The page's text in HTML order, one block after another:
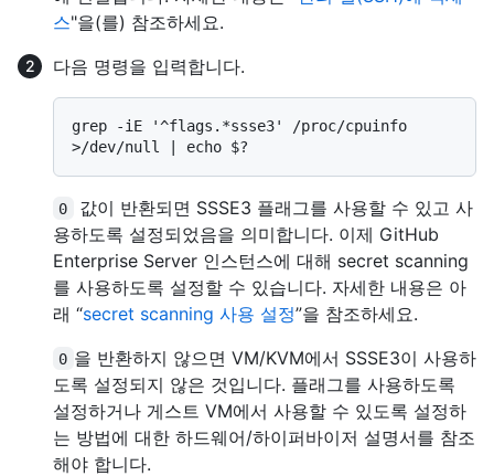
스"을(를) 참조하세요.
다음 명령을 입력합니다.
grep -iE '^flags.*ssse3' /proc/cpuinfo
0
값이 반환되면 SSSE3 플래그를 사용할 수 있고 사
용하도록 설정되었음을 의미합니다. 이제 GitHub
Enterprise Server 인스턴스에 대해 secret scanning
를 사용하도록 설정할 수 있습니다. 자세한 내용은 아
래 “secret scanning 사용 설정”을 참조하세요.
0 을 반환하지 않으면 VM/KVM에서 SSSE3이 사용하
도록 설정되지 않은 것입니다. 플래그를 사용하도록
설정하거나 게스트 VM에서 사용할 수 있도록 설정하
는 방법에 대한 하드웨어/하이퍼바이저 설명서를 참조
해야 합니다.